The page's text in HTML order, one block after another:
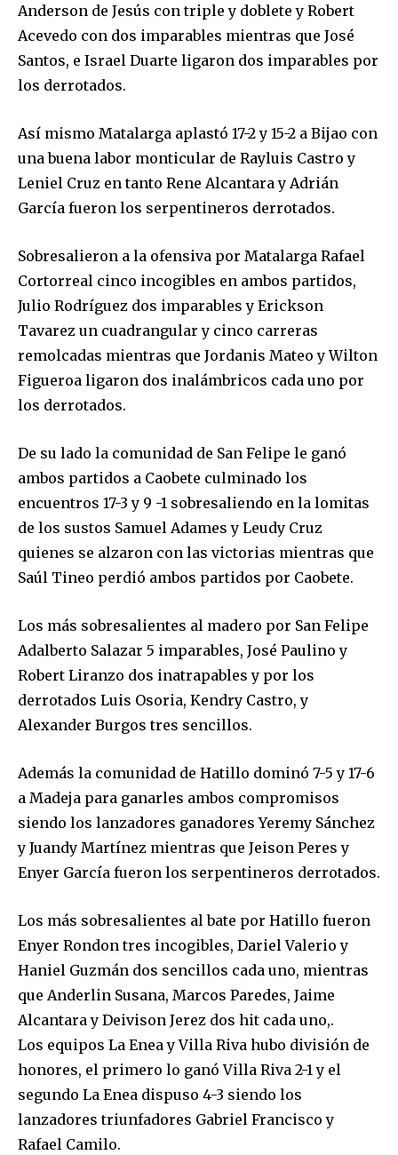
Anderson de Jesús con triple y doblete y Robert
Acevedo con dos imparables mientras que José
Santos, e Israel Duarte ligaron dos imparables por
los derrotados.
Así mismo Matalarga aplastó 17-2 y 15-2 a Bijao con
una buena labor monticular de Rayluis Castro y
Leniel Cruz en tanto Rene Alcantara y Adrián
García fueron los serpentineros derrotados.
Sobresalieron a la ofensiva por Matalarga Rafael
Cortorreal cinco incogibles en ambos partidos,
Julio Rodríguez dos imparables y Erickson
Tavarez un cuadrangular y cinco carreras
remolcadas mientras que Jordanis Mateo y Wilton
Figueroa ligaron dos inalámbricos cada uno por
los derrotados.
De su lado la comunidad de San Felipe le ganó
ambos partidos a Caobete culminado los
encuentros 17-3 y 9 -1 sobresaliendo en la lomitas
de los sustos Samuel Adames y Leudy Cruz
quienes se alzaron con las victorias mientras que
Saúl Tineo perdió ambos partidos por Caobete.
Los más sobresalientes al madero por San Felipe
Adalberto Salazar 5 imparables, José Paulino y
Robert Liranzo dos inatrapables y por los
derrotados Luis Osoria, Kendry Castro, y
Alexander Burgos tres sencillos.
Además la comunidad de Hatillo dominó 7-5 y 17-6
a Madeja para ganarles ambos compromisos
siendo los lanzadores ganadores Yeremy Sánchez
y Juandy Martínez mientras que Jeison Peres y
Enyer García fueron los serpentineros derrotados.
Los más sobresalientes al bate por Hatillo fueron
Enyer Rondon tres incogibles, Dariel Valerio y
Haniel Guzmán dos sencillos cada uno, mientras
que Anderlin Susana, Marcos Paredes, Jaime
Alcantara y Deivison Jerez dos hit cada uno,.
Los equipos La Enea y Villa Riva hubo división de
honores, el primero lo ganó Villa Riva 2-1 y el
segundo La Enea dispuso 4-3 siendo los
lanzadores triunfadores Gabriel Francisco y
Rafael Camilo.